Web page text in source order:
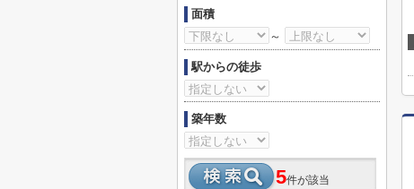
面積
～
駅からの徒歩
築年数
5件が該当